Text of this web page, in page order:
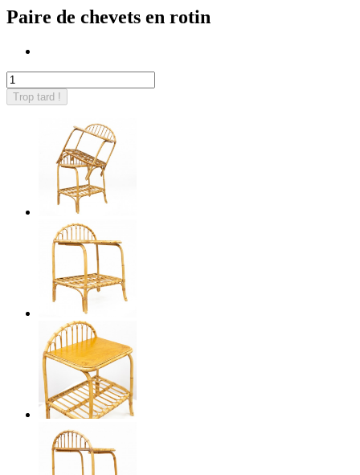
Paire de chevets en rotin
Trop tard !